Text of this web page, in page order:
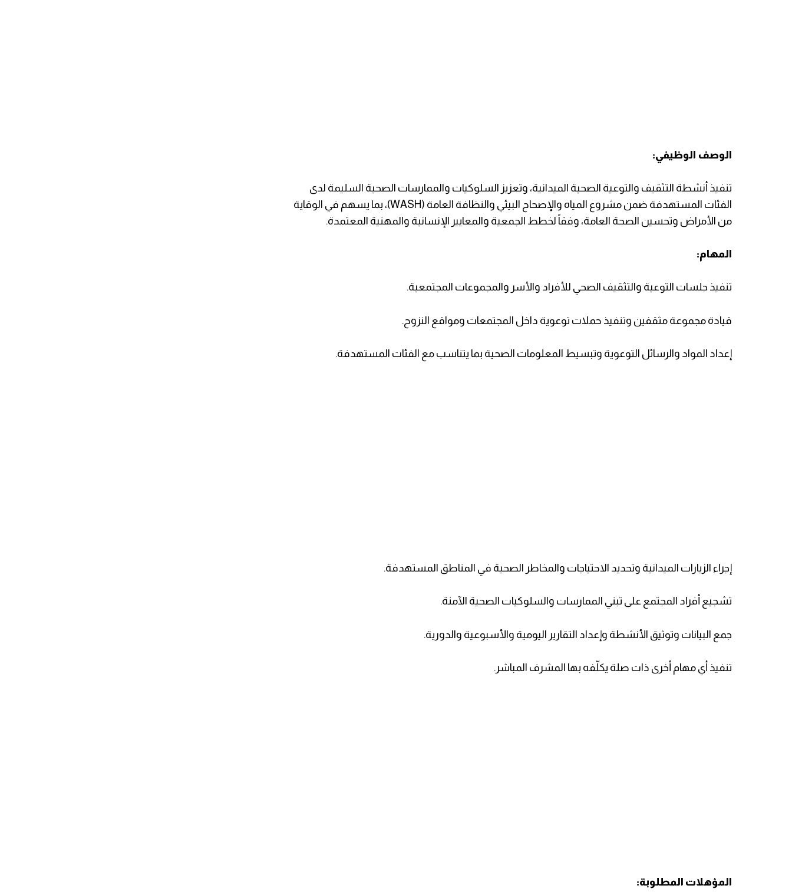
الوصف الوظيفي:
تنفيذ أنشطة التثقيف والتوعية الصحية الميدانية، وتعزيز السلوكيات والممارسات الصحية السليمة لدى
الفئات المستهدفة ضمن مشروع المياه والإصحاح البيئي والنظافة العامة (WASH)، بما يسهم في الوقاية
من الأمراض وتحسين الصحة العامة، وفقاً لخطط الجمعية والمعايير الإنسانية والمهنية المعتمدة.
المهام:
تنفيذ جلسات التوعية والتثقيف الصحي للأفراد والأسر والمجموعات المجتمعية.
قيادة مجموعة مثقفين وتنفيذ حملات توعوية داخل المجتمعات ومواقع النزوح.
إعداد المواد والرسائل التوعوية وتبسيط المعلومات الصحية بما يتناسب مع الفئات المستهدفة.
إجراء الزيارات الميدانية وتحديد الاحتياجات والمخاطر الصحية في المناطق المستهدفة.
تشجيع أفراد المجتمع على تبني الممارسات والسلوكيات الصحية الآمنة.
جمع البيانات وتوثيق الأنشطة وإعداد التقارير اليومية والأسبوعية والدورية.
تنفيذ أي مهام أخرى ذات صلة يكلّفه بها المشرف المباشر.
المؤهلات المطلوبة: